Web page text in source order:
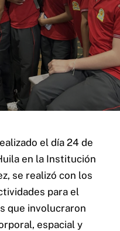
el día 24 de
en la Institución
se realizó con los
para el
que involucraron
espacial y
Contacto